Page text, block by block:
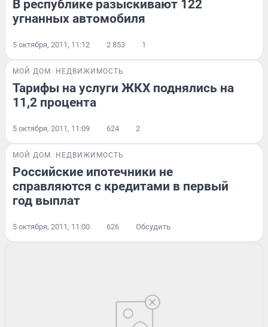
В республике разыскивают 122
угнанных автомобиля
5 октября, 2011, 11:12 2 853 1
МОЙ ДОМ НЕДВИЖИМОСТЬ
Тарифы на услуги ЖКХ поднялись на
11,2 процента
5 октября, 2011, 11:09 624 2
МОЙ ДОМ НЕДВИЖИМОСТЬ
Российские ипотечники не
справляются с кредитами в первый
год выплат
5 октября, 2011, 11:00 626 Обсудить